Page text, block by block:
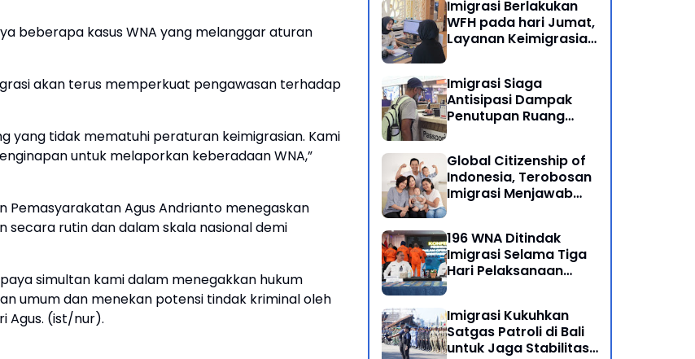
beberapa kasus WNA yang melanggar aturan
akan terus memperkuat pengawasan terhadap
yang tidak mematuhi peraturan keimigrasian. Kami
untuk melaporkan keberadaan WNA,”
Pemasyarakatan Agus Andrianto menegaskan
secara rutin dan dalam skala nasional demi
simultan kami dalam menegakkan hukum
umum dan menekan potensi tindak kriminal oleh
Agus. (ist/nur).
Imigrasi Berlakukan
WFH pada hari Jumat,
Layanan Keimigrasian
Imigrasi Siaga
Antisipasi Dampak
Penutupan Ruang
Global Citizenship of
Indonesia, Terobosan
Imigrasi Menjawab
196 WNA Ditindak
Imigrasi Selama Tiga
Hari Pelaksanaan
Imigrasi Kukuhkan
Satgas Patroli di Bali
untuk Jaga Stabilitas